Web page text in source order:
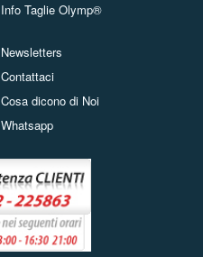
Info Taglie Olymp®
Newsletters
Contattaci
Cosa dicono di Noi
Whatsapp